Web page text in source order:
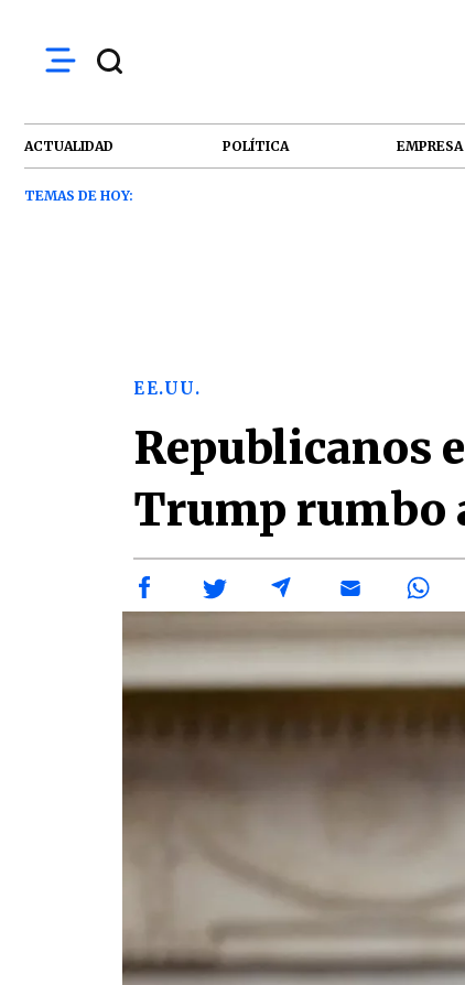
ACTUALIDAD POLÍTICA EMPRESA
TEMAS DE HOY:
EE.UU.
Republicanos
Trump rumbo